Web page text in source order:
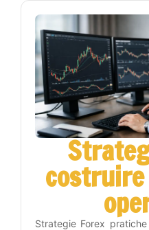
costruire
Strategie Forex